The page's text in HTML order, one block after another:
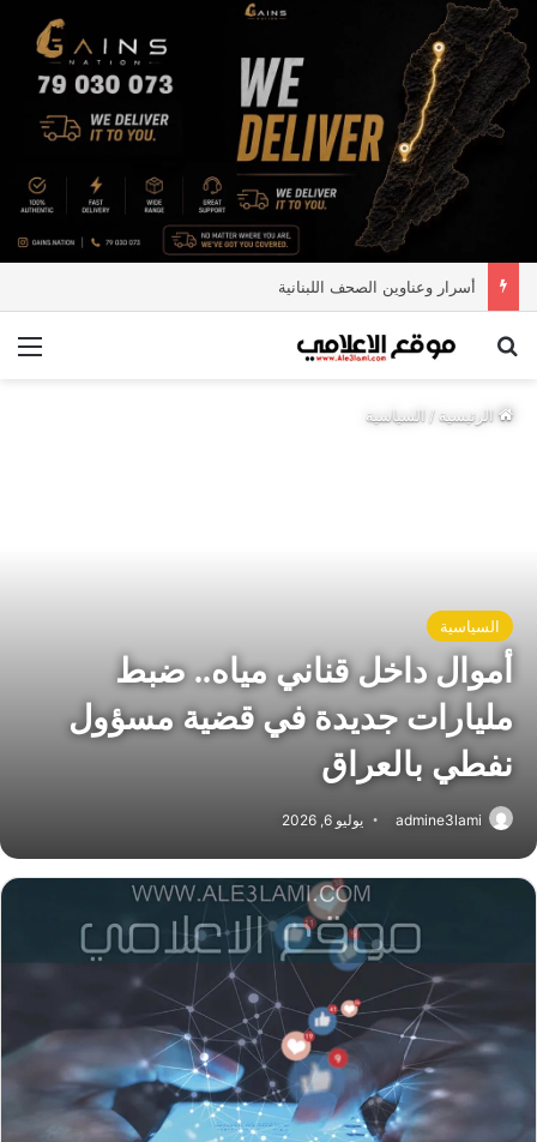
أسرار وعناوين الصحف اللبنانية
بحث عن
الرئيسية/ السياسية
السياسية
أموال داخل قناني مياه.. ضبط
مليارات جديدة في قضية مسؤول
نفطي بالعراق
admine3lami يوليو 6, 2026